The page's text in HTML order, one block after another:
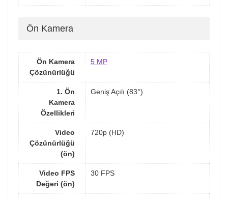
Ön Kamera
Ön Kamera
Çözünürlüğü
5 MP
1. Ön
Kamera
Özellikleri
Geniş Açılı (83°)
Video
Çözünürlüğü
(ön)
720p (HD)
Video FPS
Değeri (ön)
30 FPS